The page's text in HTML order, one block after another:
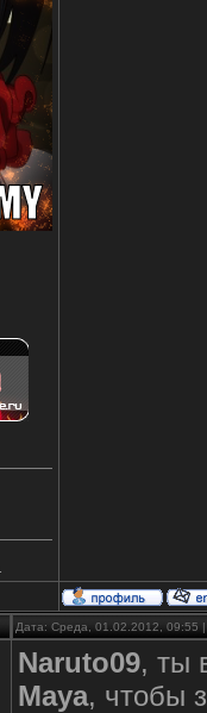
Дата: Среда, 01.02.2012,
Naruto09, ты
Maya, чтобы